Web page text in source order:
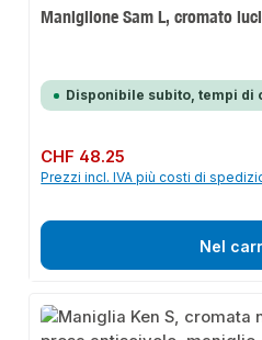
Maniglione Sam L, cromato
Disponibile subito, tempi di
Prezzo normale:
CHF 48.25
Prezzi incl. IVA più costi di
Nel